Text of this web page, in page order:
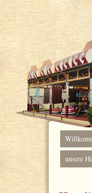
unsere